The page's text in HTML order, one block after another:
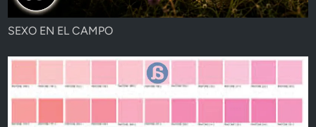
SEXO EN EL CAMPO